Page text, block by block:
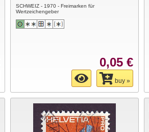
SCHWEIZ - 1970 - Freimarken für
Wertzeichengeber
0,05 €
buy »